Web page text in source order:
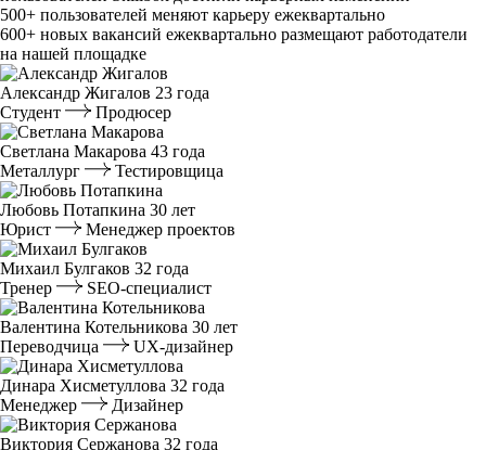
500⁠+ пользователей меняют карьеру ежеквартально
600⁠+ новых вакансий ежеквартально размещают работодатели
на нашей площадке
Александр Жигалов 23 года
Студент
Продюсер
Светлана Макарова 43 года
Металлург
Тестировщица
Любовь Потапкина 30 лет
Юрист
Менеджер проектов
Михаил Булгаков 32 года
Тренер
SEO-специалист
Валентина Котельникова 30 лет
Переводчица
UX-дизайнер
Динара Хисметуллова 32 года
Менеджер
Дизайнер
Виктория Сержанова 32 года